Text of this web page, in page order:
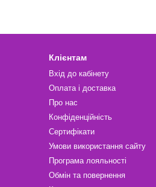
Клієнтам
Вхід до кабінету
Оплата і доставка
Про нас
Конфіденційність
Сертифікати
Умови використання сайту
Програма лояльності
Обмін та повернення